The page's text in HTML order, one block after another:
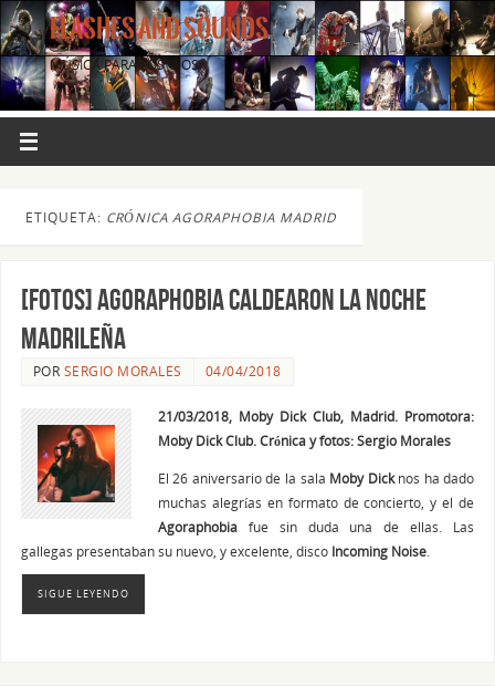
FLASHES AND SOUNDS
MÚSICA PARA LOS OJOS.
ETIQUETA: CRÓNICA AGORAPHOBIA MADRID
[FOTOS] Agoraphobia caldearon la noche
madrileña
POR SERGIO MORALES 04/04/2018
21/03/2018, Moby Dick Club, Madrid. Promotora:
Moby Dick Club. Crónica y fotos: Sergio Morales
El 26 aniversario de la sala Moby Dicknos ha dado
muchas alegrías en formato de concierto, y el de
Agoraphobiafue sin duda una de ellas. Las
gallegas presentaban su nuevo, y excelente, disco Incoming Noise.
SIGUE LEYENDO